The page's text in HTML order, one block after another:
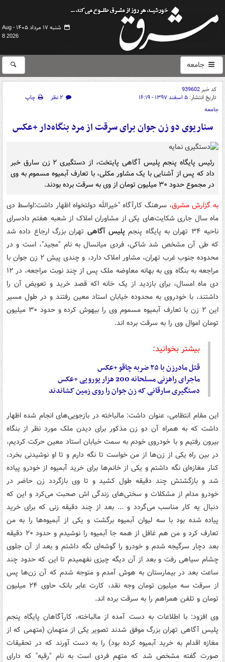
شنبه ۱۷ مرداد ۱۴۰۵ -
Aug
8 2026
جامعه
کد خبر939602
تاریخ انتشار: ۵ اسفند ۱۳۹۷ - ۱۶:۱۹ ۲ نظر
چاپ
جامعه
سناریوی دو زن جوان برای سرقت از مرد بنگاه‌دار +عکس
رئیس پایگاه پنجم پلیس آگاهی پایتخت، از دستگیری ۲ زن سارق خبر
داد که پس از آشنایی با یک مشاور مکلی، با تعارف آبمیوه مسموم به وی
در مجموع حدود ۳۰ میلیون تومان از وی به سرقت برده بودند.
به گزارش مشرق، سرهنگ کارآگاه "خیرالله دولتخواه اظهار داشت:اواسط دی
ماه سال جاری شکایت‌های یکی از مشاوران املاک از شعبه هفتم دادسرای
ناحیه ۳۴ تهران به پایگاه پنجم
پلیس آگاهی تهران بزرگ ارجاع داده شد
که طی آن مشخص شد شاکی، فردی میانسال به نام "مجید"، است و در
محدوده جنوب غرب تهران، مشاور املاک دارد، و چندی پیش ۲ زن جوان با
مراجعه به بنگاه وی به بهانه معاوضه ملک پس از چند نوبت مراجعه، در ۱۲
دی ماه امسال، برای بازدید از یک خانه اکه قصد خرید و تعویض آن را
داشتند، با خودروی به محدوده خیابان استاد معین رفتند و در طول مسیر
این ۲ زن با تعارف آبمیوه مسموم وی را بیهوش کرده و حدود ۳۰ میلیون
تومان اموال وی را به سرقت برده اند.
بیشتر بخوانید:
قتل مادرزن با ۲۵ ضربه چاقو +عکس
ماجرای راهزنی مسلحانه 200 هزار یورویی +عکس
دستگیری سارقانی که زن جوان را روی زمین کشاندند
این مقام انتظامی، عنوان داشت: مالباخته در بازجویی‌های انجام شده اظهار
داشت که به همراه آن دو زن مذکور برای دیدن ملک مورد نظر از بنگاه
بیرون رفتیم و با خودروی خودم به سمت خیابان استاد معین حرکت کردیم،
در بین راه یکی از زن‌ها از من خواست تا نگه دارم و تا او نوشیدنی بخرد،
کنار مغازه‌ای نگه داشتم و یکی از خانم‌ها برای خرید آبمیوه از خودرو پیاده
شد و بازگشتش چند دقیقه طول کشید و تا وی بازگردد زن حاضر در
خودرو مدام از مشکلات و سختی‌های زندگی اش صحبت می‌کرد و این که
دنبال یه کار مناسب می‌گردد و ... بعد از چند دقیقه زنی که برای خرید
پیاده شده بود با سه لیوان آبمیوه برگشت و یکی از آبمیوه‌ها را به من
تعارف کرد و من هم غافل از همه جا آبمیوه را نوشیدم و حدود ۲۰ دقیقه
بعد دچار سرگیجه شدم و خودرو را گوشه‌ای نگه داشتم و بعد از آن جلوی
چشام سیاهی رفت و بعد از آن دیگه چیزی نفهمیدم تا این که حدود چند
ساعت بعد در بیمارستان به هوش آمدم و متوجه شدم که آن زن‌ها پس
از سرقت سه میلیون تومان وجه نقد، کارت عابر بانک حاوی ۲۴ میلیون
تومان و تلفن همراهم را به سرقت برده اند.
وی افزود: با اطلاعات به دست آمده از مالباخته، کارآگاهان پایگاه پنجم
پلیس آگاهی تهران بزرگ موفق شدند تصویر یکی از متهمان (متهمی که از
مغازه اقدام به خرید آبمیوه کرده بود) را به دست آورند که در تحقیقات
صورت گفته مشخص شد که متهم فردی است به نام "رقیه" که دارای